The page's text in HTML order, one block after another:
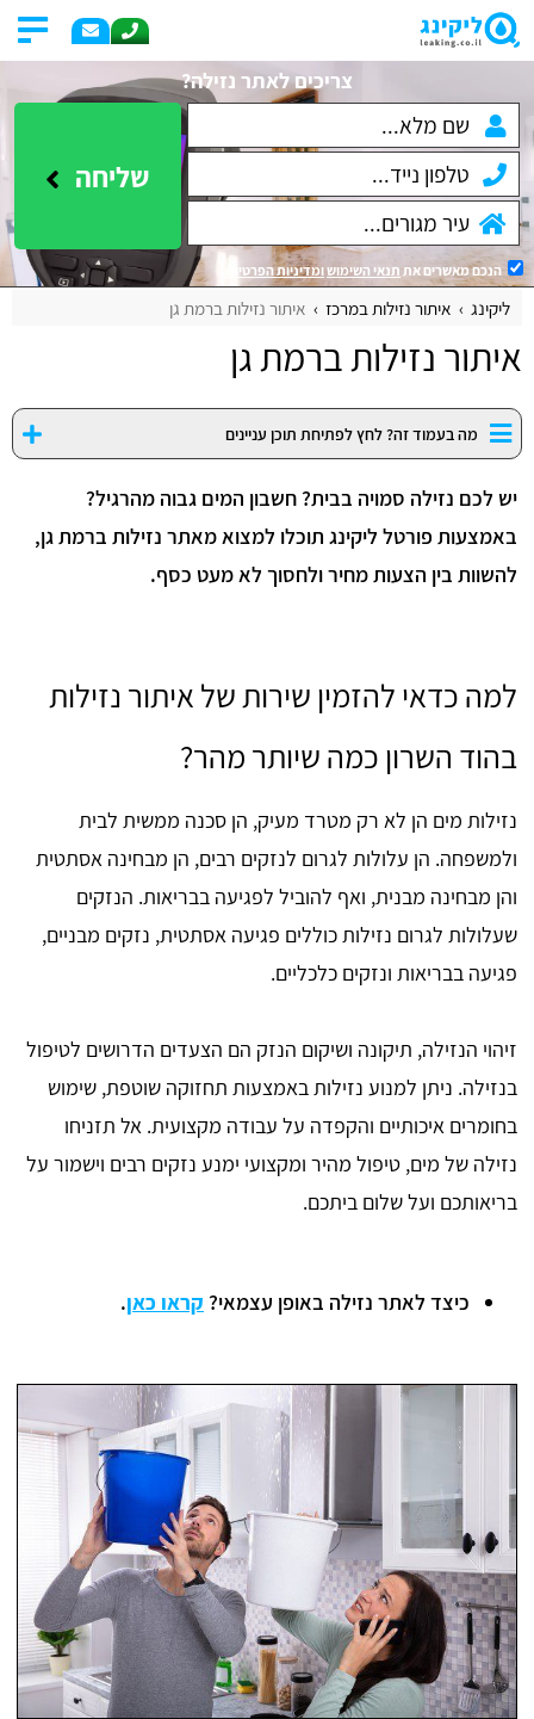
צריכים לאתר נזילה?
שליחה
הנכם מאשרים את תנאי השימושומדיניות הפרטיות
ליקינג איתור נזילות במרכז איתור נזילות ברמת גן
איתור נזילות ברמת גן
מה בעמוד זה? לחץ לפתיחת תוכן עניינים
יש לכם נזילה סמויה בבית? חשבון המים גבוה מהרגיל?
באמצעות פורטל ליקינג תוכלו למצוא מאתר נזילות ברמת גן,
להשוות בין הצעות מחיר ולחסוך לא מעט כסף.
למה כדאי להזמין שירות של איתור נזילות
בהוד השרון כמה שיותר מהר?
נזילות מים הן לא רק מטרד מעיק, הן סכנה ממשית לבית
ולמשפחה. הן עלולות לגרום לנזקים רבים, הן מבחינה אסתטית
והן מבחינה מבנית, ואף להוביל לפגיעה בבריאות. הנזקים
שעלולות לגרום נזילות כוללים פגיעה אסתטית, נזקים מבניים,
פגיעה בבריאות ונזקים כלכליים.
זיהוי הנזילה, תיקונה ושיקום הנזק הם הצעדים הדרושים לטיפול
בנזילה. ניתן למנוע נזילות באמצעות תחזוקה שוטפת, שימוש
בחומרים איכותיים והקפדה על עבודה מקצועית. אל תזניחו
נזילה של מים, טיפול מהיר ומקצועי ימנע נזקים רבים וישמור על
בריאותכם ועל שלום ביתכם.
כיצד לאתר נזילה באופן עצמאי? קראו כאן.